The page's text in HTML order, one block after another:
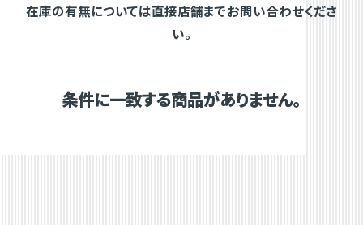
在庫の有無については直接店舗までお問い合わせくださ
い。
条件に一致する商品がありません。